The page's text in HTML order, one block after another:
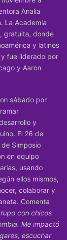
Analia
La Academia
gratuita, donde
y latinos
fue liderado por
y Aaron
sábado por
y
El 26 de
Simposio
en equipo
usando
ellos mismos,
colaborar y
Comenta
con chicos
Me impactó
escuchar